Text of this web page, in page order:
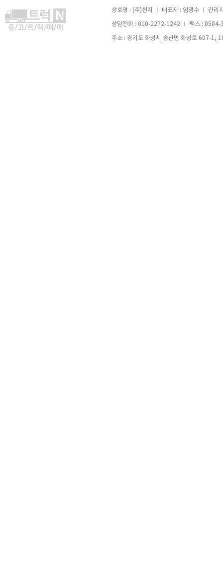
상호명 : (주)천지 ㅣ 대표자 : 임광수 ㅣ 관
상담전화 : 010-2272-1242 ㅣ 팩스 :
주소 : 경기도 화성시 송산면 화성로 607-